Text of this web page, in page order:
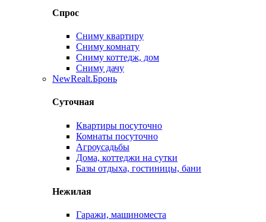
Спрос
Сниму квартиру
Сниму комнату
Сниму коттедж, дом
Сниму дачу
NewRealt.Бронь
Суточная
Квартиры посуточно
Комнаты посуточно
Агроусадьбы
Дома, коттеджи на сутки
Базы отдыха, гостиницы, бани
Нежилая
Гаражи, машиноместа